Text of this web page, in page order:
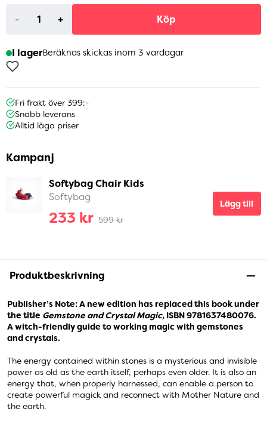
- + Köp
I lagerBeräknas skickas inom 3 vardagar
Fri frakt över 399:-
Snabb leverans
Alltid låga priser
Kampanj
Softybag Chair Kids
Softybag
233 kr 599 kr
Lägg till
Produktbeskrivning
Publisher’s Note: A new edition has replaced this book under
the title Gemstone and Crystal Magic, ISBN 9781637480076.
A witch-friendly guide to working magic with gemstones
and crystals.
The energy contained within stones is a mysterious and invisible
power as old as the earth itself, perhaps even older. It is also an
energy that, when properly harnessed, can enable a person to
create powerful magick and reconnect with Mother Nature and
the earth.